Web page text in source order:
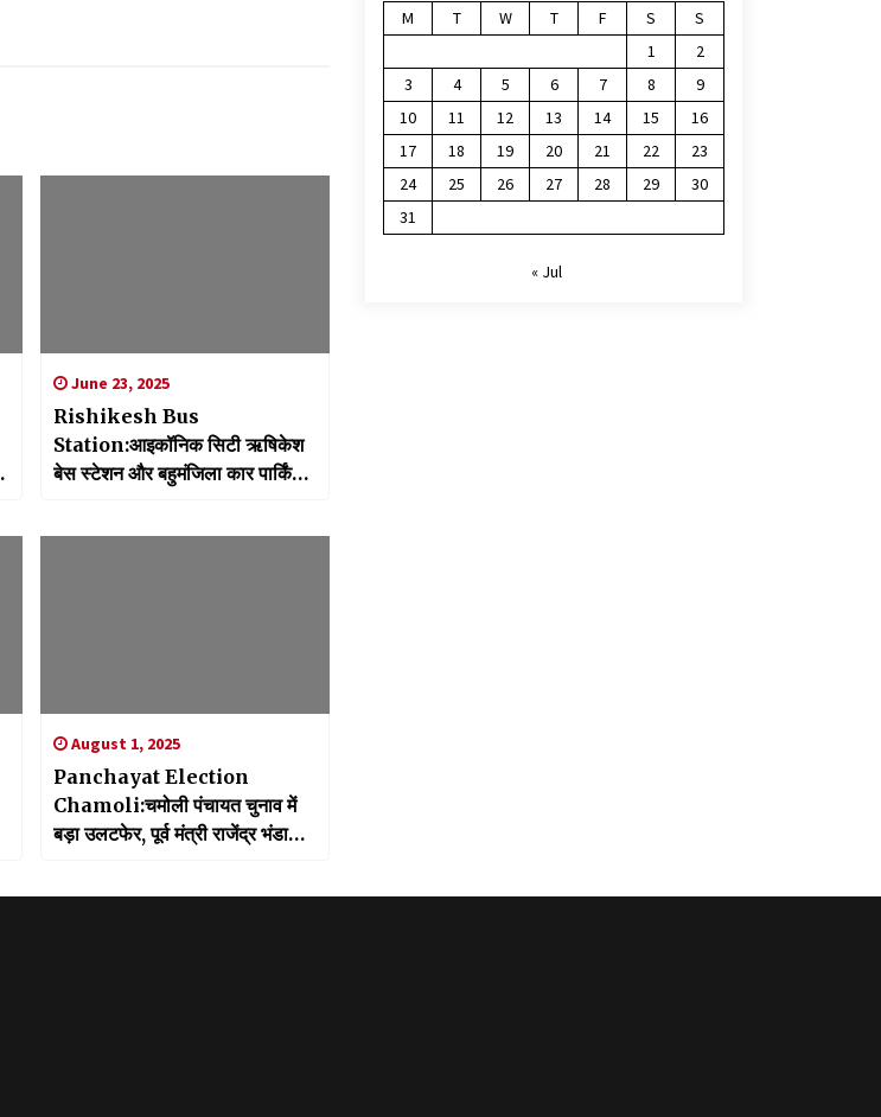
June 23, 2025
Rishikesh Bus
Station:आइकॉनिक सिटी ऋषिकेश
बेस स्टेशन और बहुमंजिला कार पार्किंग
August 1, 2025
Panchayat Election
Chamoli:चमोली पंचायत चुनाव में
बड़ा उलटफेर, पूर्व मंत्री राजेंद्र भंडारी
M
T W T F S
S
1
2
3
4 5 6 7 8
9
10
11 12 13 14 15
16
17
18 19 20 21 22
23
24
25 26 27 28 29
30
31
« Jul